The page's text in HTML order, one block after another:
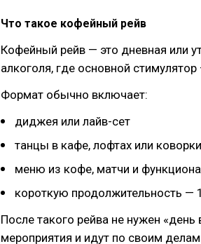
Что такое кофейный рейв
Кофейный рейв — это дневная или
алкоголя, где основной
Формат обычно включает:
диджея или лайв-сет
танцы в кафе, лофтах или
меню из кофе, матчи и
короткую продолжительность —
После такого рейва не нужен
мероприятия и идут по своим